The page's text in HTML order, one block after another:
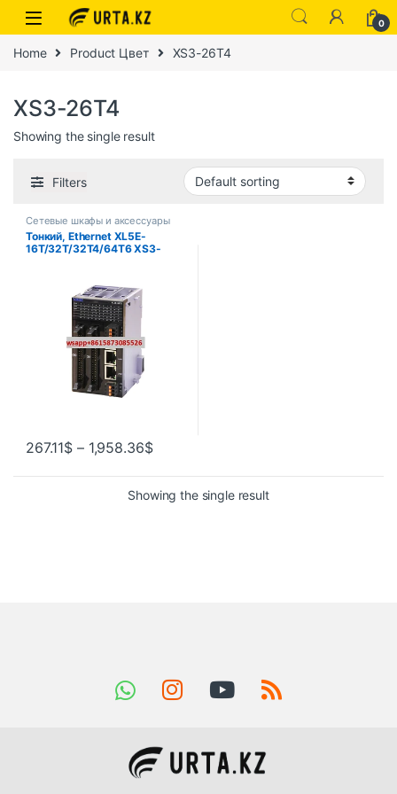
0
Home Product Цвет XS3-26T4
XS3-26T4
Showing the single result
Filters
Сетевые шкафы и аксессуары
Тонкий, Ethernet XL5E-
16T/32T/32T4/64T6 XS3-
267.11$ – 1,958.36$
Showing the single result